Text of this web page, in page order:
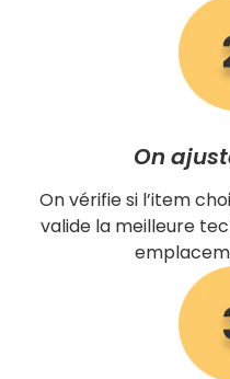
On
On vérifie si l’item
valide la meilleure